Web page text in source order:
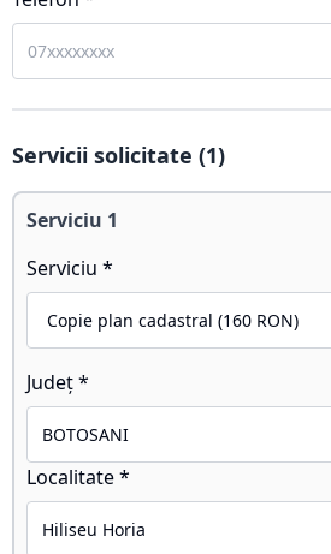
Servicii solicitate (1)
Serviciu 1
Serviciu *
Județ *
Localitate *